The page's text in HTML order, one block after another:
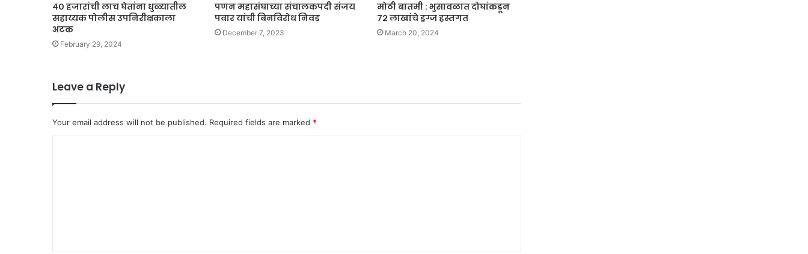
४० हजारांची लाच घेतांना धुळ्यातील
सहाय्यक पोलीस उपनिरीक्षकाला
अटक
February 29, 2024
पणन महासंघाच्या संचालकपदी संजय
पवार यांची बिनविरोध निवड
December 7, 2023
मोठी बातमी : भुसावळात दोघांकडून
७२ लाखांचे ड्रग्ज हस्तगत
March 20, 2024
Leave a Reply
Your email address will not be published. Required fields are marked *
t